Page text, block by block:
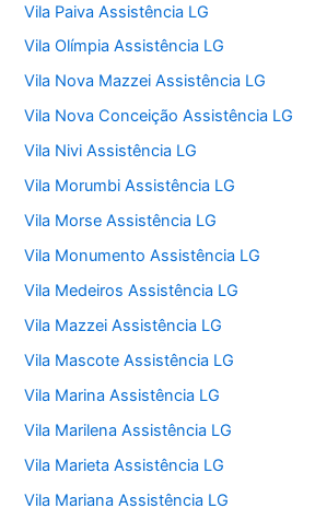
Vila Paiva Assistência LG
Vila Olímpia Assistência LG
Vila Nova Mazzei Assistência LG
Vila Nova Conceição Assistência LG
Vila Nivi Assistência LG
Vila Morumbi Assistência LG
Vila Morse Assistência LG
Vila Monumento Assistência LG
Vila Medeiros Assistência LG
Vila Mazzei Assistência LG
Vila Mascote Assistência LG
Vila Marina Assistência LG
Vila Marilena Assistência LG
Vila Marieta Assistência LG
Vila Mariana Assistência LG